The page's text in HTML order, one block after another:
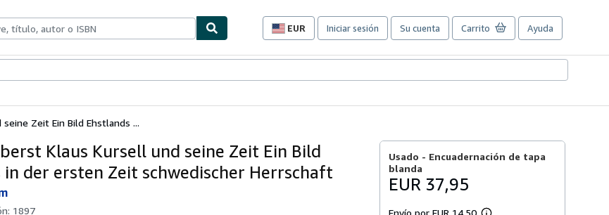
EUR
Preferencias
compra
sitio.
Iniciar sesión Su cuenta Carrito Ayuda
Zeit Ein Bild Ehstlands ...
Klaus Kursell und seine Zeit Ein Bild
in der ersten Zeit schwedischer Herrschaft
1897
Usado - Encuadernación de tapa
blanda
EUR 37,95
Envío por EUR 14,50